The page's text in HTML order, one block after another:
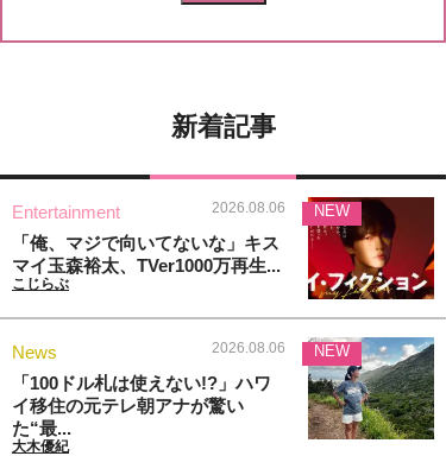
新着記事
Entertainment 2026.08.06
「俺、マジで向いてないな」キス
マイ玉森裕太、TVer1000万再生...
こじらぶ
NEW
News 2026.08.06
「100ドル札は使えない!?」ハワ
イ移住の元テレ朝アナが驚い
た“最...
大木優紀
NEW